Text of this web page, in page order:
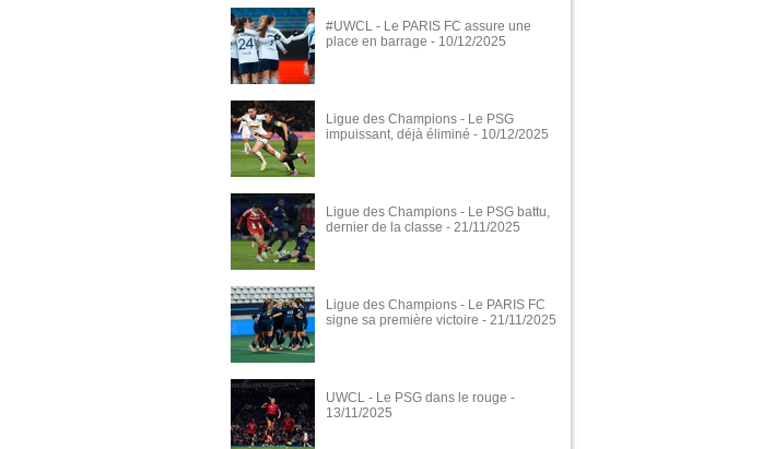
#UWCL - Le PARIS FC assure une
place en barrage - 10/12/2025
Ligue des Champions - Le PSG
impuissant, déjà éliminé - 10/12/2025
Ligue des Champions - Le PSG battu,
dernier de la classe - 21/11/2025
Ligue des Champions - Le PARIS FC
signe sa première victoire - 21/11/2025
UWCL - Le PSG dans le rouge -
13/11/2025